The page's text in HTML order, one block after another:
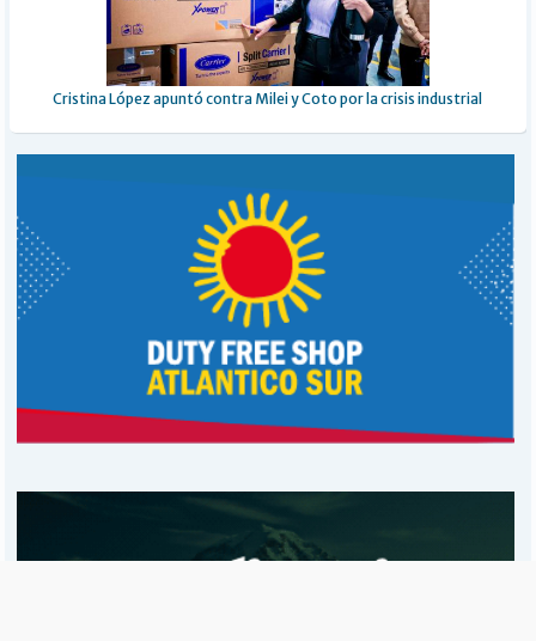
Cristina López apuntó contra Milei y Coto por la crisis industrial